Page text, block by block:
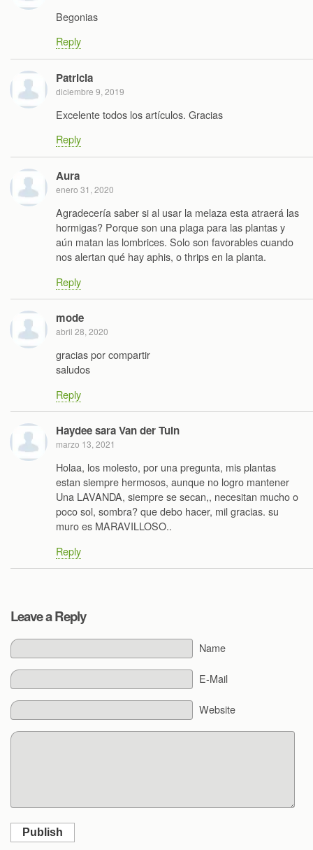
Begonias
Reply
Patricia
diciembre 9, 2019
Excelente todos los artículos. Gracias
Reply
Aura
enero 31, 2020
Agradecería saber si al usar la melaza esta atraerá las
hormigas? Porque son una plaga para las plantas y
aún matan las lombrices. Solo son favorables cuando
nos alertan qué hay aphis, o thrips en la planta.
Reply
mode
abril 28, 2020
gracias por compartir
saludos
Reply
Haydee sara Van der Tuin
marzo 13, 2021
Holaa, los molesto, por una pregunta, mis plantas
estan siempre hermosos, aunque no logro mantener
Una LAVANDA, siempre se secan,, necesitan mucho o
poco sol, sombra? que debo hacer, mil gracias. su
muro es MARAVILLOSO..
Reply
Leave a Reply
Name
E-Mail
Website
Publish